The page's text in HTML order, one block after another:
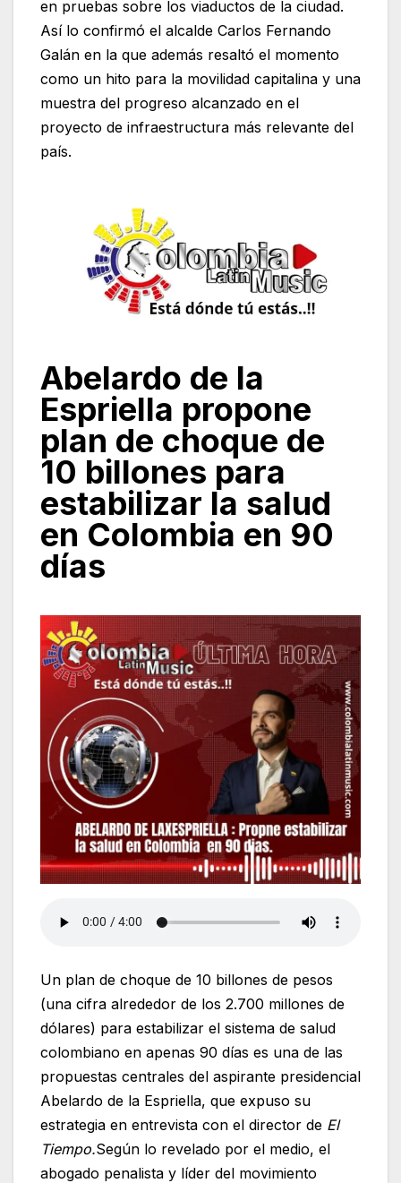
en pruebas sobre los viaductos de la ciudad.
Así lo confirmó el alcalde Carlos Fernando
Galán en la que además resaltó el momento
como un hito para la movilidad capitalina y una
muestra del progreso alcanzado en el
proyecto de infraestructura más relevante del
país.
Abelardo de la
Espriella propone
plan de choque de
10 billones para
estabilizar la salud
en Colombia en 90
días
Un plan de choque de 10 billones de pesos
(una cifra alrededor de los 2.700 millones de
dólares) para estabilizar el sistema de salud
colombiano en apenas 90 días es una de las
propuestas centrales del aspirante presidencial
Abelardo de la Espriella, que expuso su
estrategia en entrevista con el director de El
Tiempo.Según lo revelado por el medio, el
abogado penalista y líder del movimiento